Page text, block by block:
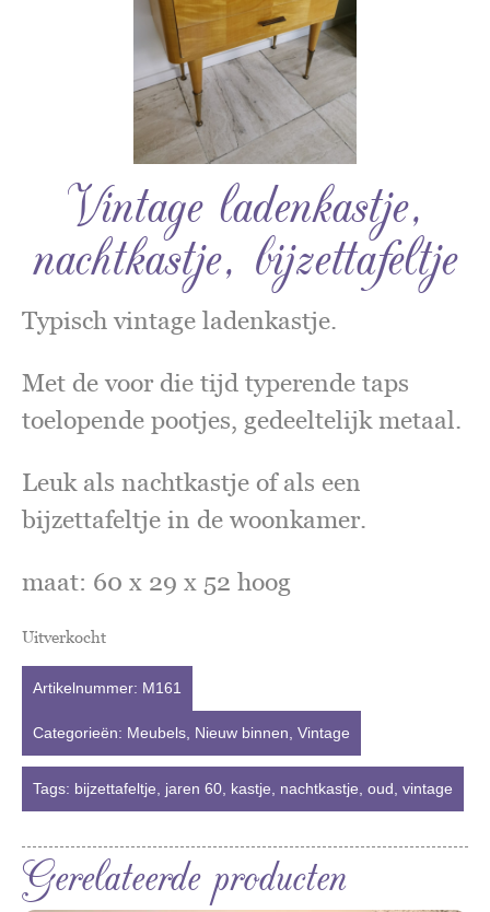
Vintage ladenkastje,
nachtkastje, bijzettafeltje
Typisch vintage ladenkastje.
Met de voor die tijd typerende taps
toelopende pootjes, gedeeltelijk metaal.
Leuk als nachtkastje of als een
bijzettafeltje in de woonkamer.
maat: 60 x 29 x 52 hoog
Uitverkocht
Artikelnummer: M161
Categorieën: Meubels Nieuw binnen Vintage
Tags: bijzettafeltje jaren 60 kastje nachtkastje oud vintage
Gerelateerde producten